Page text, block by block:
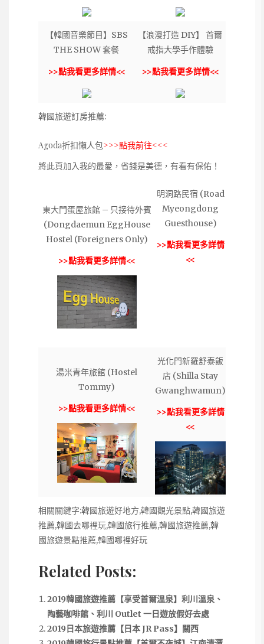
【韓國音樂節目】SBS
THE SHOW 套餐
>>點我看更多詳情<<
【浪漫打造 DIY】 首爾
戒指大學手作體驗
>>點我看更多詳情<<
韓國旅遊訂房推薦:
Agoda折扣懶人包>>>點我前往<<<
將此頁加入我的最愛，省錢是美德，有看有保佑！
東大門蛋屋旅館 – 只接待外賓
(Dongdaemun EggHouse
Hostel (Foreigners Only)
>>點我看更多詳情<<
明洞路民宿 (Road
Myeongdong
Guesthouse)
>>點我看更多詳情
<<
湯米青年旅館 (Hostel
Tommy)
>>點我看更多詳情<<
光化門新羅舒泰飯
店 (Shilla Stay
Gwanghwamun)
>>點我看更多詳情
<<
相關關鍵字:韓國旅遊好地方,韓國觀光景點,韓國旅遊
推薦,韓國去哪裡玩,韓國旅行推薦,韓國旅遊推薦,韓
國旅遊景點推薦,韓國哪裡好玩
Related Posts:
2019韓國旅遊推薦【享受首爾溫泉】利川溫泉、
陶藝咖啡館、利川 Outlet 一日遊放假好去處
2019日本旅遊推薦【日本 JR Pass】關西